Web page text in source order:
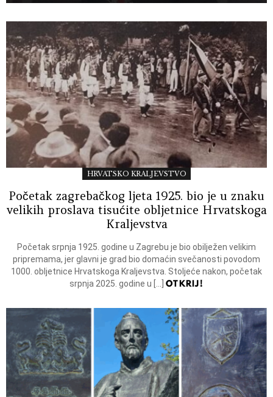
HRVATSKO KRALJEVSTVO
Početak zagrebačkog ljeta 1925. bio je u znaku
velikih proslava tisućite obljetnice Hrvatskoga
Kraljevstva
Početak srpnja 1925. godine u Zagrebu je bio obilježen velikim
pripremama, jer glavni je grad bio domaćin svečanosti povodom
1000. obljetnice Hrvatskoga Kraljevstva. Stoljeće nakon, početak
srpnja 2025. godine u […] OTKRIJ!